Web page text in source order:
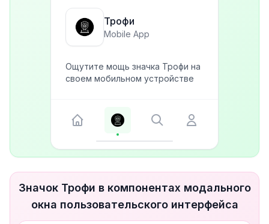
Трофи
Mobile App
Ощутите мощь значка Трофи на
своем мобильном устройстве
Значок Трофи в компонентах модального
окна пользовательского интерфейса